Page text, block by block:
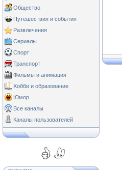
Общество
Путешествия и события
Развлечения
Сериалы
Спорт
Транспорт
Фильмы и анимация
Хобби и образование
Юмор
Все каналы
Каналы пользователей